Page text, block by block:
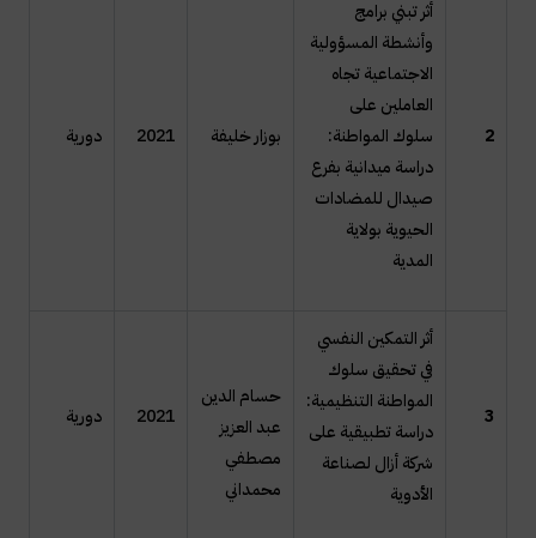
2
أثر تبني برامج
وأنشطة المسؤولية
الاجتماعية تجاه
العاملين على
سلوك المواطنة:
دراسة ميدانية بفرع
صيدال للمضادات
الحيوية بولاية
المدية
بوزار خليفة 2021 دورية
3
أثر التمكين النفسي
في تحقيق سلوك
المواطنة التنظيمية:
دراسة تطبيقية على
شركة أزال لصناعة
الأدوية
حسام الدين
عبد العزيز
مصطفي
محمداني
2021 دورية